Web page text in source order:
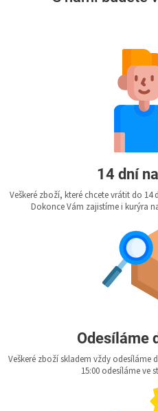
14 dní
Veškeré zboží, které chcete vrátit do
Dokonce Vám zajistíme i kurýra
Odesíláme
Veškeré zboží skladem vždy odesíláme
15:00 odesíláme ve